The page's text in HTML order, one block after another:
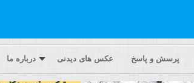
پرسش و پاسخ عکس های دیدنی درباره ما